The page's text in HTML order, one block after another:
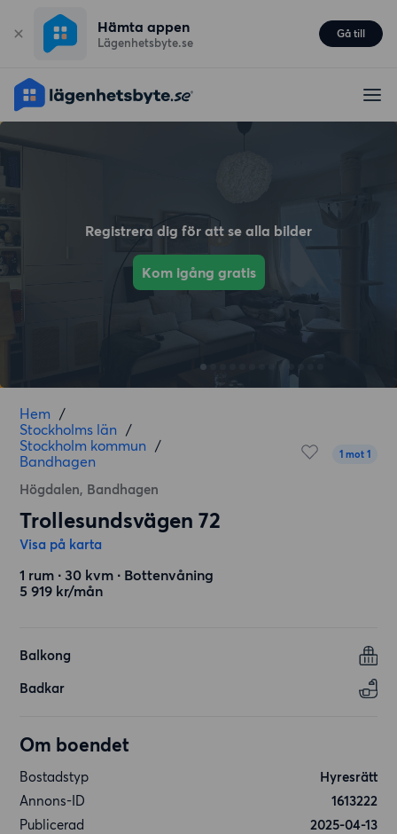
Hämta appen
Lägenhetsbyte.se
Gå till
Registrera dig för att se alla bilder
Kom igång gratis
Hem /
Stockholms län /
Stockholm kommun /
Bandhagen
Högdalen, Bandhagen
1 mot 1
Trollesundsvägen 72
Visa på karta
1 rum ∙ 30 kvm ∙ Bottenvåning
5 919 kr/mån
Balkong
Badkar
Om boendet
Bostadstyp
Hyresrätt
Annons-ID
1613222
Publicerad
2025-04-13